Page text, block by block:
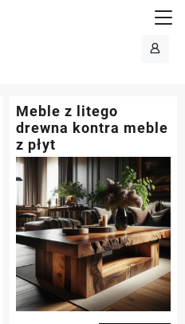
Meble z litego
drewna kontra meble
z płyt